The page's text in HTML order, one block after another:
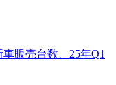
車販売台数、25年Q1